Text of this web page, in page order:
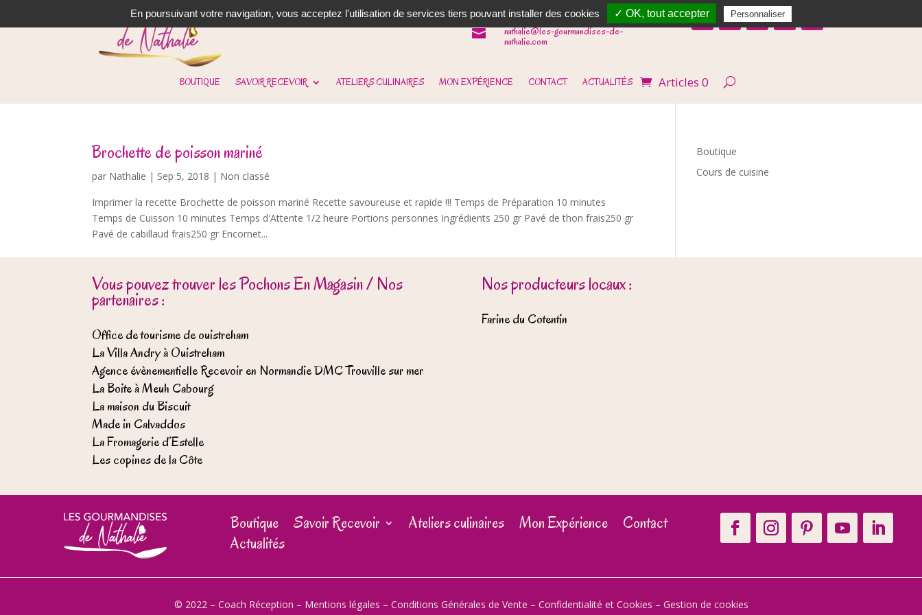

06 62 31 14 90

nathalie@les-gourmandises-de-
nathalie.com
BOUTIQUE SAVOIR RECEVOIR ATELIERS CULINAIRES MON EXPÉRIENCE CONTACT ACTUALITÉS Articles 0
Brochette de poisson mariné
par Nathalie | Sep 5, 2018 | Non classé
Imprimer la recette Brochette de poisson mariné Recette savoureuse et rapide !!! Temps de Préparation 10 minutes
Temps de Cuisson 10 minutes Temps d'Attente 1/2 heure Portions personnes Ingrédients 250 gr Pavé de thon frais250 gr
Pavé de cabillaud frais250 gr Encornet...
Boutique
Cours de cuisine
Vous pouvez trouver les Pochons En Magasin / Nos
partenaires :
Office de tourisme de ouistreham
La Villa Andry à Ouistreham
Agence évènementielle Recevoir en Normandie DMC Trouville sur mer
La Boite à Meuh Cabourg
La maison du Biscuit
Made in Calvaddos
La Fromagerie d’Estelle
Les copines de la Côte
Nos producteurs locaux :
Farine du Cotentin
Boutique Savoir Recevoir Ateliers culinaires Mon Expérience
Contact
Actualités
© 2022 – Coach Réception – Mentions légales – Conditions Générales de Vente – Confidentialité et Cookies – Gestion de cookies
En poursuivant votre navigation, vous acceptez l'utilisation de services tiers pouvant installer des cookies ✓ OK, tout accepter Personnaliser